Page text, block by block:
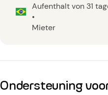
Aufenthalt von 31
•
Mieter
Ondersteuning